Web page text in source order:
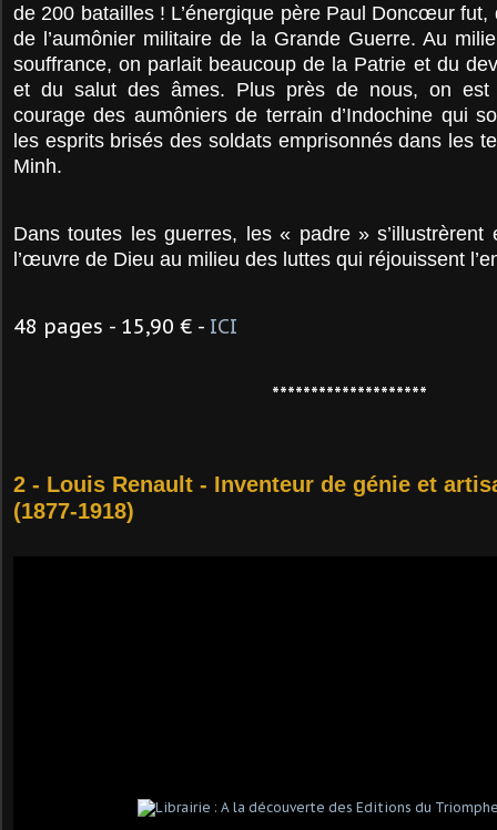
de 200 batailles ! L’énergique père Paul Doncœur
de l’aumônier militaire de la Grande Guerre. Au
souffrance, on parlait beaucoup de la Patrie et du
et du salut des âmes. Plus près de nous, on est
courage des aumôniers de terrain d’Indochine qui
les esprits brisés des soldats emprisonnés dans les
Minh.
Dans toutes les guerres, les « padre » s’illustrèrent
l’œuvre de Dieu au milieu des luttes qui réjouissent
48 pages - 15,90 € - ICI
********************
2 - Louis Renault - Inventeur de génie et
(1877-1918)